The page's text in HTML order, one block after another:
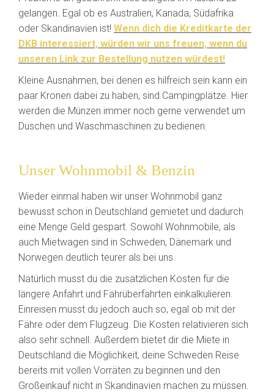
gelangen. Egal ob es Australien, Kanada, Südafrika
oder Skandinavien ist! Wenn dich die Kreditkarte der
DKB interessiert, würden wir uns freuen, wenn du
unseren Link zur Bestellung nutzen würdest!
Kleine Ausnahmen, bei denen es hilfreich sein kann ein
paar Kronen dabei zu haben, sind Campingplätze. Hier
werden die Münzen immer noch gerne verwendet um
Duschen und Waschmaschinen zu bedienen.
Unser Wohnmobil & Benzin
Wieder einmal haben wir unser Wohnmobil ganz
bewusst schon in Deutschland gemietet und dadurch
eine Menge Geld gespart. Sowohl Wohnmobile, als
auch Mietwagen sind in Schweden, Dänemark und
Norwegen deutlich teurer als bei uns.
Natürlich musst du die zusätzlichen Kosten für die
längere Anfahrt und Fährüberfahrten einkalkulieren.
Einreisen musst du jedoch auch so, egal ob mit der
Fähre oder dem Flugzeug. Die Kosten relativieren sich
also sehr schnell. Außerdem bietet dir die Miete in
Deutschland die Möglichkeit, deine Schweden Reise
bereits mit vollen Vorräten zu beginnen und den
Großeinkauf nicht in Skandinavien machen zu müssen.